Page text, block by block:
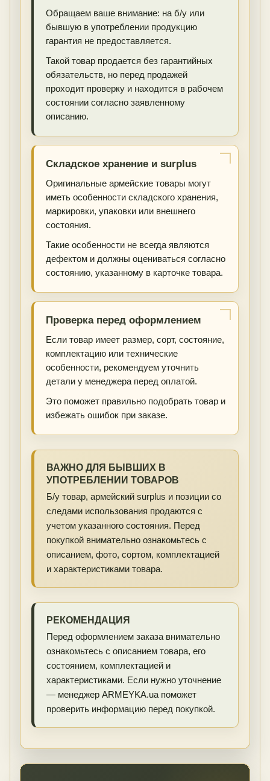
Обращаем ваше внимание: на б/у или
бывшую в употреблении продукцию
гарантия не предоставляется.
Такой товар продается без гарантийных
обязательств, но перед продажей
проходит проверку и находится в рабочем
состоянии согласно заявленному
описанию.
Складское хранение и surplus
Оригинальные армейские товары могут
иметь особенности складского хранения,
маркировки, упаковки или внешнего
состояния.
Такие особенности не всегда являются
дефектом и должны оцениваться согласно
состоянию, указанному в карточке товара.
Проверка перед оформлением
Если товар имеет размер, сорт, состояние,
комплектацию или технические
особенности, рекомендуем уточнить
детали у менеджера перед оплатой.
Это поможет правильно подобрать товар и
избежать ошибок при заказе.
ВАЖНО ДЛЯ БЫВШИХ В
УПОТРЕБЛЕНИИ ТОВАРОВ
Б/у товар, армейский surplus и позиции со
следами использования продаются с
учетом указанного состояния. Перед
покупкой внимательно ознакомьтесь с
описанием, фото, сортом, комплектацией
и характеристиками товара.
РЕКОМЕНДАЦИЯ
Перед оформлением заказа внимательно
ознакомьтесь с описанием товара, его
состоянием, комплектацией и
характеристиками. Если нужно уточнение
— менеджер ARMEYKA.ua поможет
проверить информацию перед покупкой.